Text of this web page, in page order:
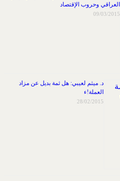
العراقي وحروب الإقتصاد
09/03/2015
د. ميثم لعيبي: هل ثمة بديل عن مزاد
العملة!ء
28/02/2015